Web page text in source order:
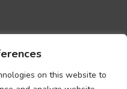
on this website to